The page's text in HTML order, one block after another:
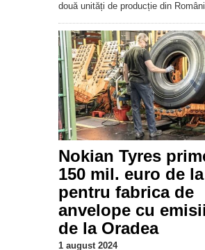
două unități de producție din
Nokian Tyres
150 mil. euro de
pentru fabrica de
anvelope cu
de la Oradea
1 august 2024